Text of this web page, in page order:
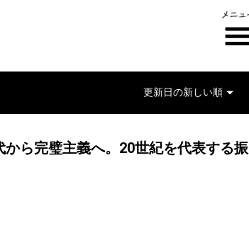
から完璧主義へ。20世紀を代表する振